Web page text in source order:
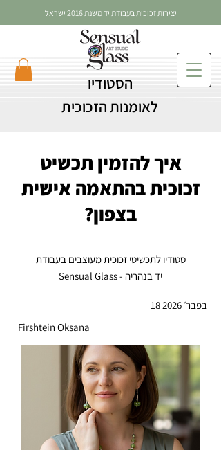
הסטודיו
לאומנות הזכוכית
יצירות זכוכית בעבודת יד משנת 2016 ישראל
איך להזמין תכשיט
זכוכית בהתאמה אישית
בצפון?
סטודיו לתכשיטי זכוכית מעוצבים בעבודת
יד בנהריה - Sensual Glass
18 בפבר׳ 2026
Firshtein Oksana